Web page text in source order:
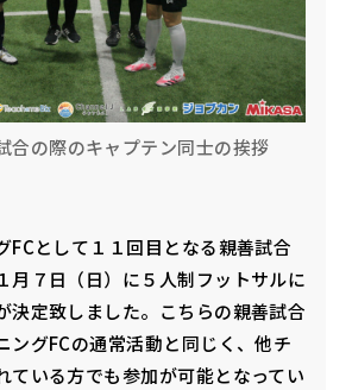
合の際のキャプテン同士の挨拶
FCとして１１回目となる親善試合
月７日（日）に５人制フットサルに
決定致しました。こちらの親善試合
ングFCの通常活動と同じく、他チ
ている方でも参加が可能となってい